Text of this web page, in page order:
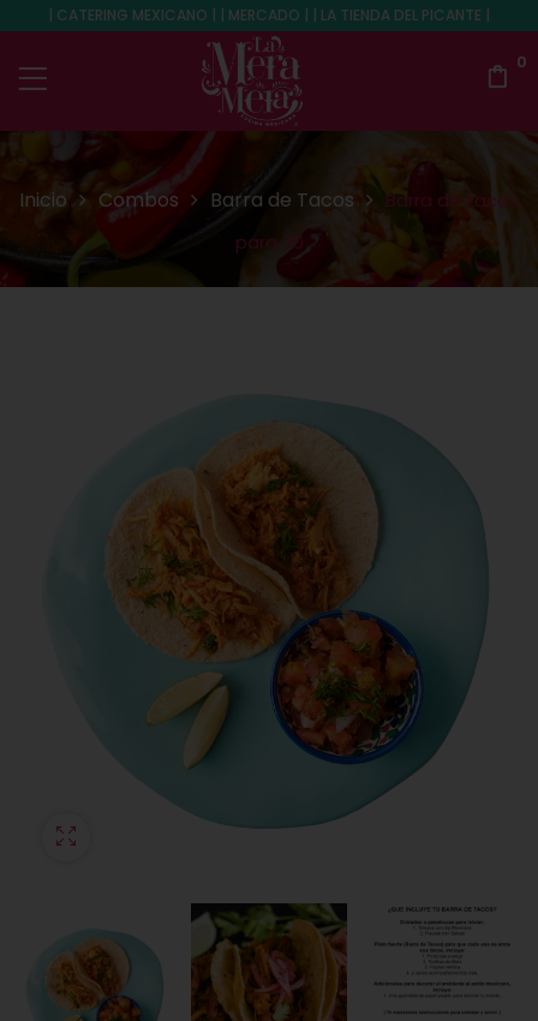
| CATERING MEXICANO | | MERCADO | | LA TIENDA DEL PICANTE |
0
Inicio Combos Barra de Tacos
Barra de tacos
para 30